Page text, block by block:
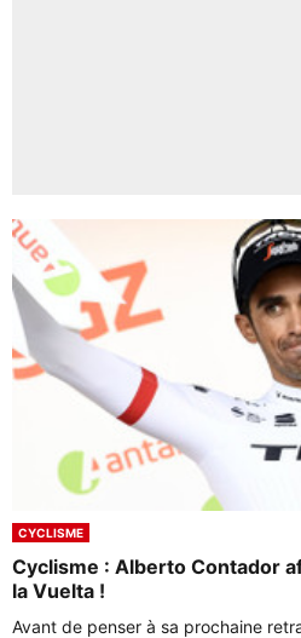
CYCLISME
Cyclisme : Alberto Contador
la Vuelta !
Avant de penser à sa prochaine